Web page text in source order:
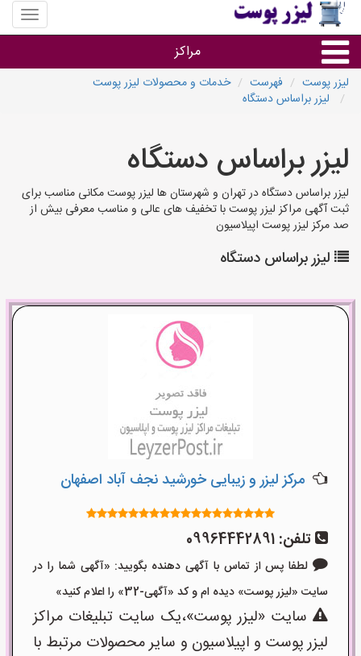
منوی
سایت
پوست
مراکز
استان ها
لیزر پوست فهرست
خدمات و محصولات لیزر پوست
لیزر براساس دستگاه
لیزر براساس دستگاه
لیزر براساس دستگاه در تهران و شهرستان ها لیزر پوست مکانی مناسب برای
ثبت آگهی مراکز لیزر پوست با تخفیف های عالی و مناسب معرفی بیش از
صد مرکز لیزر پوست اپیلاسیون
لیزر براساس دستگاه
مرکز لیزر و زیبایی خورشید نجف آباد اصفهان
تلفن: 09964442891
لطفا پس از تماس با آگهی دهنده بگویید: «آگهی شما را در
سایت «لیزر پوست» دیده ام و کد «آگهی-32» را اعلام کنید»
سایت «لیزر پوست»،یک سایت تبلیغات مراکز
لیزر پوست و اپیلاسیون و سایر محصولات مرتبط با